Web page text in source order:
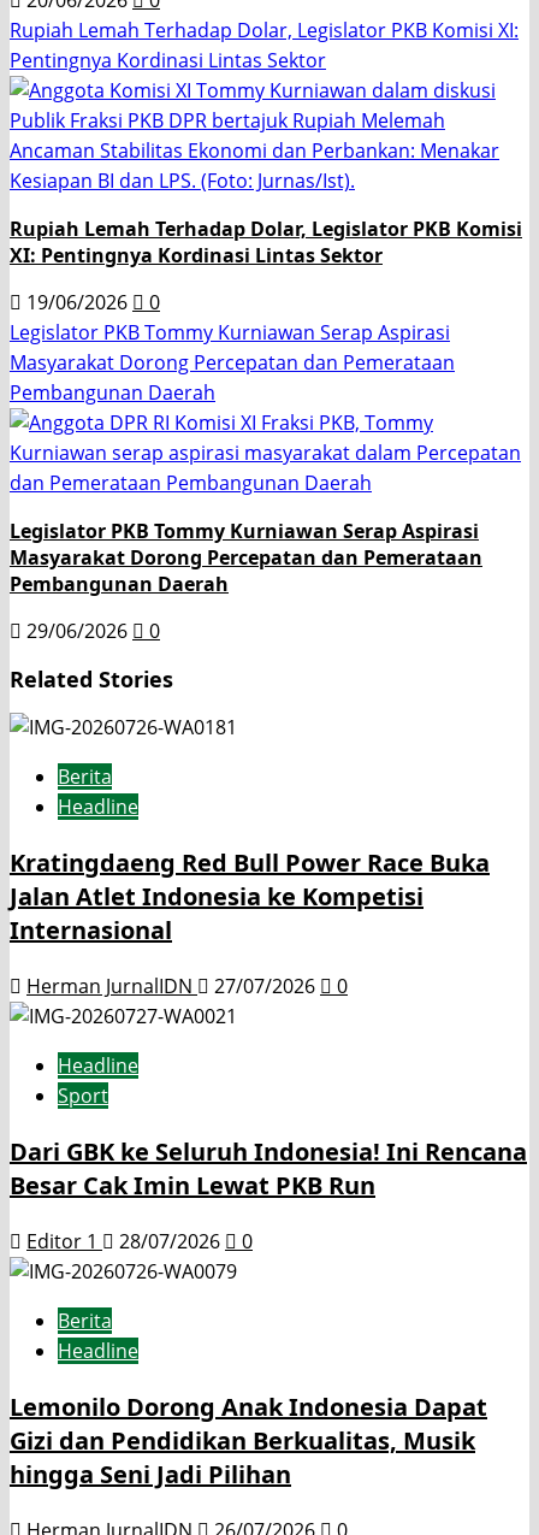
Rupiah Lemah Terhadap Dolar, Legislator PKB Komisi XI:
Pentingnya Kordinasi Lintas Sektor
Rupiah Lemah Terhadap Dolar, Legislator PKB Komisi
XI: Pentingnya Kordinasi Lintas Sektor
19/06/2026
0
Legislator PKB Tommy Kurniawan Serap Aspirasi
Masyarakat Dorong Percepatan dan Pemerataan
Pembangunan Daerah
Legislator PKB Tommy Kurniawan Serap Aspirasi
Masyarakat Dorong Percepatan dan Pemerataan
Pembangunan Daerah
29/06/2026
0
Related Stories
Berita
Headline
Kratingdaeng Red Bull Power Race Buka
Jalan Atlet Indonesia ke Kompetisi
Internasional
Herman JurnalIDN 27/07/2026 0
Headline
Sport
Dari GBK ke Seluruh Indonesia! Ini Rencana
Besar Cak Imin Lewat PKB Run
Editor 1 28/07/2026 0
Berita
Headline
Lemonilo Dorong Anak Indonesia Dapat
Gizi dan Pendidikan Berkualitas, Musik
hingga Seni Jadi Pilihan